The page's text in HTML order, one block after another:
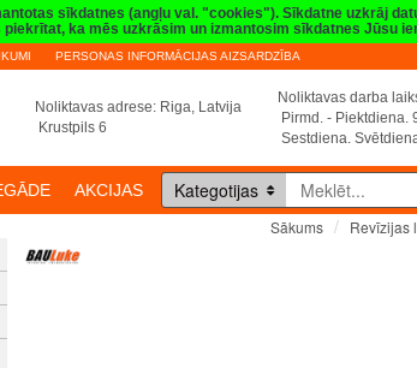
sīkdatnes (angļu val. "cookies"). Sīkdatne uzkrāj
piekrītat, ka mēs uzkrāsim un izmantosim sīkdatnes Jūsu
PERSONAS INFORMĀCIJAS AIZSARDZĪBA
Noliktavas adrese: Riga, Latvija
Krustpils 6
Noliktavas darba
Pirmd. - Piektdiena.
Sestdiena.
AKCIJAS Kategotijas
Sākums Revīzijas